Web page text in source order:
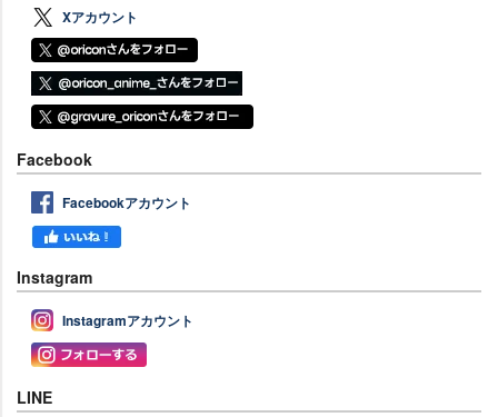
Xアカウント
Facebook
Facebookアカウント
Instagram
Instagramアカウント
LINE